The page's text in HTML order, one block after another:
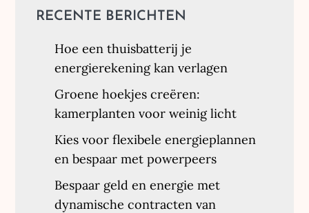
RECENTE BERICHTEN
Hoe een thuisbatterij je
energierekening kan verlagen
Groene hoekjes creëren:
kamerplanten voor weinig licht
Kies voor flexibele energieplannen
en bespaar met powerpeers
Bespaar geld en energie met
dynamische contracten van